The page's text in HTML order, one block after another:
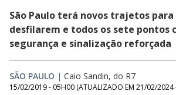
São Paulo terá novos trajetos para
desfilarem e todos os sete pontos
segurança e sinalização reforçada
SÃO PAULO | Caio Sandin, do R7
15/02/2019 - 05H00 (ATUALIZADO EM 21/02/2024